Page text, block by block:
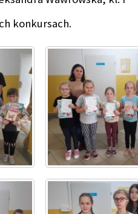
konkursach.